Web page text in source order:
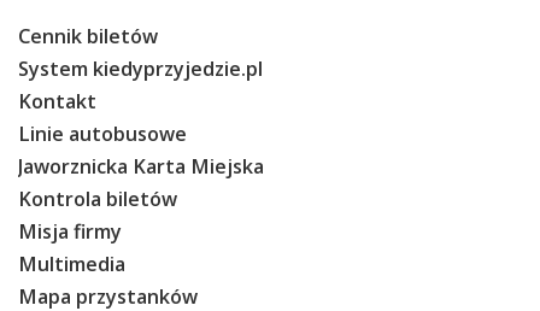
Cennik biletów
System kiedyprzyjedzie.pl
Kontakt
Linie autobusowe
Jaworznicka Karta Miejska
Kontrola biletów
Misja firmy
Multimedia
Mapa przystanków